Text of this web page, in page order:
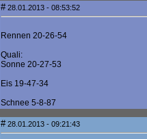
#28.01.2013 - 08:53:52
Rennen 20-26-54
Quali:
Sonne 20-27-53
Eis 19-47-34
Schnee 5-8-87
#28.01.2013 - 09:21:43